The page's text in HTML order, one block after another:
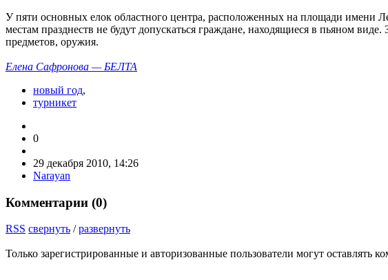
У пяти основных елок областного центра, расположенных на площади имени
местам празднеств не будут допускаться граждане, находящиеся в пьяном
предметов, оружия.
Елена Сафронова — БЕЛТА
новый год,
турникет
0
29 декабря 2010, 14:26
Narayan
Комментарии (0)
RSS свернуть /развернуть
Только зарегистрированные и авторизованные пользователи могут оставлять